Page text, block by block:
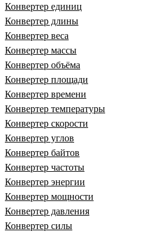
Конвертер единиц
Конвертер длины
Конвертер веса
Конвертер массы
Конвертер объёма
Конвертер площади
Конвертер времени
Конвертер температуры
Конвертер скорости
Конвертер углов
Конвертер байтов
Конвертер частоты
Конвертер энергии
Конвертер мощности
Конвертер давления
Конвертер силы